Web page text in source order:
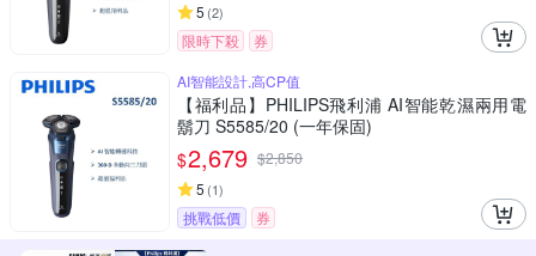
5 (2)
限時下殺
券
AI智能設計,高CP值
【福利品】PHILIPS飛利浦 AI智能乾濕兩用電
鬍刀 S5585/20 (一年保固)
$2,679 $2,850
5 (1)
挑戰低價 券